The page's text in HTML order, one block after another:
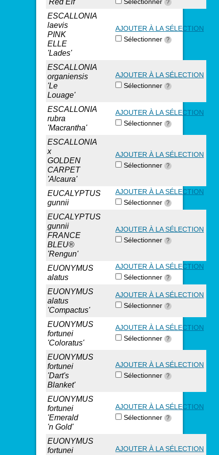
'Red Elf' ?
ESCALLONIA
laevis
PINK
ELLE
'Lades'
AJOUTER À LA SÉLECTION
Sélectionner ?
ESCALLONIA
organiensis
'Le
Louage'
AJOUTER À LA SÉLECTION
Sélectionner ?
ESCALLONIA
rubra
'Macrantha'
AJOUTER À LA SÉLECTION
Sélectionner ?
ESCALLONIA
x
GOLDEN
CARPET
'Alcaura'
AJOUTER À LA SÉLECTION
Sélectionner ?
EUCALYPTUS
gunnii
AJOUTER À LA SÉLECTION
Sélectionner ?
EUCALYPTUS
gunnii
FRANCE
BLEU®
'Rengun'
AJOUTER À LA SÉLECTION
Sélectionner ?
EUONYMUS
alatus
AJOUTER À LA SÉLECTION
Sélectionner ?
EUONYMUS
alatus
'Compactus'
AJOUTER À LA SÉLECTION
Sélectionner ?
EUONYMUS
fortunei
'Coloratus'
AJOUTER À LA SÉLECTION
Sélectionner ?
EUONYMUS
fortunei
'Dart's
Blanket'
AJOUTER À LA SÉLECTION
Sélectionner ?
EUONYMUS
fortunei
'Emerald
'n Gold'
AJOUTER À LA SÉLECTION
Sélectionner ?
EUONYMUS
fortunei
AJOUTER À LA SÉLECTION